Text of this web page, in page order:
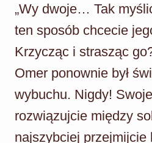
„Wy dwoje… Tak
ten sposób chcecie
Krzycząc i strasząc
Omer ponownie był
wybuchu. Nigdy!
rozwiązujcie między
najszybciej przejmijcie